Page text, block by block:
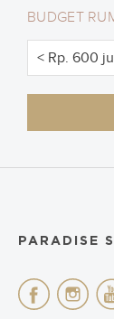
BUDGET
PARADISE